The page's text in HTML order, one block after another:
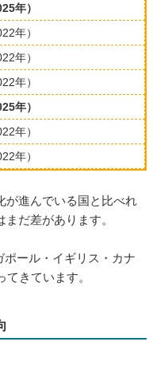
年）
年）
年）
年）
年）
年）
年）
が進んでいる国と比べれ
だ差があります。
ール・イギリス・カナ
きています。